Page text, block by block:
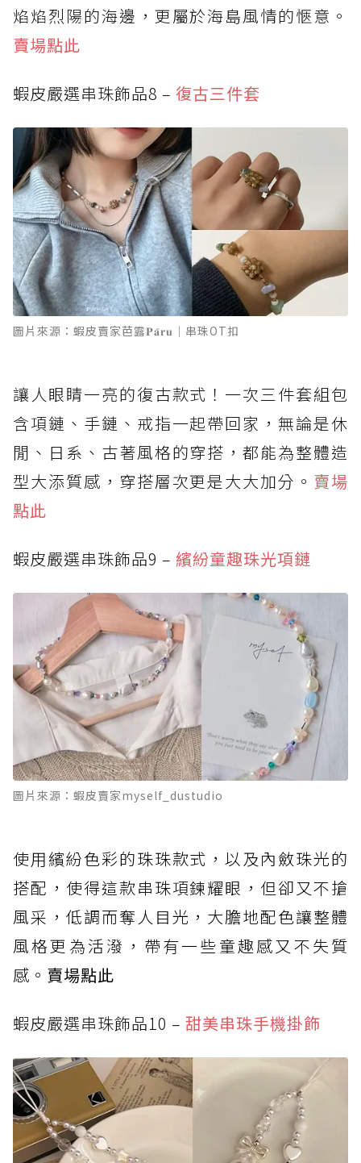
焰焰烈陽的海邊，更屬於海島風情的愜意。
賣場點此
蝦皮嚴選串珠飾品8 – 復古三件套
圖片來源：蝦皮賣家芭露𝐏𝐚̄𝐫𝐮｜串珠OT扣
讓人眼睛一亮的復古款式！一次三件套組包
含項鏈、手鏈、戒指一起帶回家，無論是休
閒、日系、古著風格的穿搭，都能為整體造
型大添質感，穿搭層次更是大大加分。 賣場
點此
蝦皮嚴選串珠飾品9 – 繽紛童趣珠光項鏈
圖片來源：蝦皮賣家myself_dustudio
使用繽紛色彩的珠珠款式，以及內斂珠光的
搭配，使得這款串珠項鍊耀眼，但卻又不搶
風采，低調而奪人目光，大膽地配色讓整體
風格更為活潑，帶有一些童趣感又不失質
感。 賣場點此
蝦皮嚴選串珠飾品10 – 甜美串珠手機掛飾